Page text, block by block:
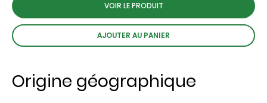
VOIR LE PRODUIT
AJOUTER AU PANIER
Origine géographique